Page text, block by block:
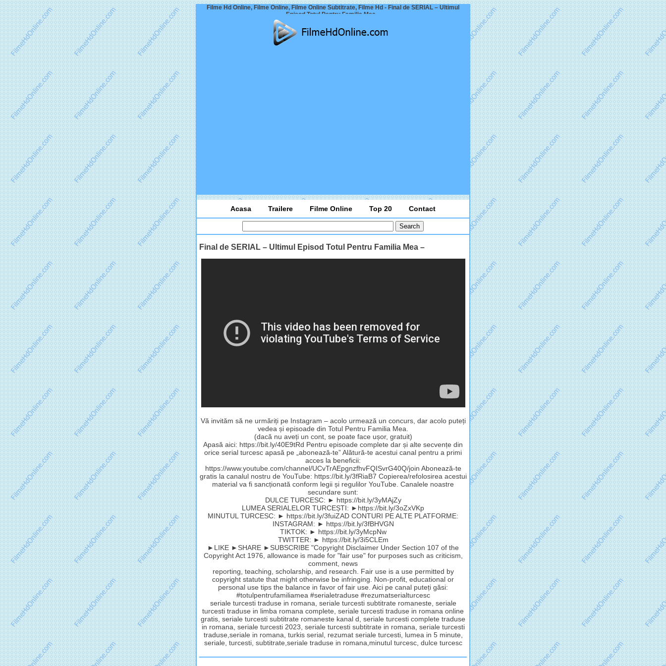
Filme Hd Online, Filme Online, Filme Online Subtitrate, Filme Hd - Final de SERIAL – Ultimul
Episod Totul Pentru Familia Mea –
Acasa Trailere Filme Online Top 20 Contact
Final de SERIAL – Ultimul Episod Totul Pentru Familia Mea –
Vă invităm să ne urmăriți pe Instagram – acolo urmează un concurs, dar acolo puteți
vedea și episoade din Totul Pentru Familia Mea.
(dacă nu aveți un cont, se poate face ușor, gratuit)
Apasă aici: https://bit.ly/40E9tRd Pentru episoade complete dar și alte secvențe din
orice serial turcesc apasă pe „abonează-te” Alătură-te acestui canal pentru a primi
acces la beneficii:
https://www.youtube.com/channel/UCvTrAEpgnzfhvFQISvrG40Q/join Abonează-te
gratis la canalul nostru de YouTube: https://bit.ly/3fRiaB7 Copierea/refolosirea acestui
material va fi sancționată conform legii și regulilor YouTube. Canalele noastre
secundare sunt:
DULCE TURCESC: ► https://bit.ly/3yMAjZy
LUMEA SERIALELOR TURCEȘTI: ►https://bit.ly/3oZxVKp
MINUTUL TURCESC: ► https://bit.ly/3fuiZAD CONTURI PE ALTE PLATFORME:
INSTAGRAM: ► https://bit.ly/3fBHVGN
TIKTOK: ► https://bit.ly/3yMcpNw
TWITTER: ► https://bit.ly/3i5CLEm
►LIKE ►SHARE ►SUBSCRIBE "Copyright Disclaimer Under Section 107 of the
Copyright Act 1976, allowance is made for "fair use" for purposes such as criticism,
comment, news
reporting, teaching, scholarship, and research. Fair use is a use permitted by
copyright statute that might otherwise be infringing. Non-profit, educational or
personal use tips the balance in favor of fair use. Aici pe canal puteți găsi:
#totulpentrufamiliamea #serialetraduse #rezumatserialturcesc
seriale turcesti traduse in romana, seriale turcesti subtitrate romaneste, seriale
turcesti traduse in limba romana complete, seriale turcesti traduse in romana online
gratis, seriale turcesti subtitrate romaneste kanal d, seriale turcesti complete traduse
in romana, seriale turcesti 2023, seriale turcesti subtitrate in romana, seriale turcesti
traduse,seriale in romana, turkis serial, rezumat seriale turcesti, lumea in 5 minute,
seriale, turcesti, subtitrate,seriale traduse in romana,minutul turcesc, dulce turcesc